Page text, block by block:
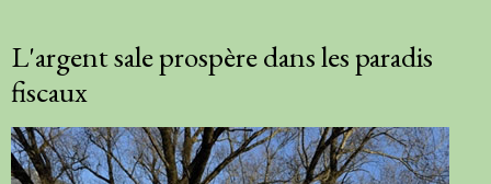
L'argent sale prospère dans les paradis
fiscaux